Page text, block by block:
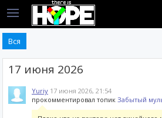
Вся
17 июня 2026
Yuriy 17 июня 2026, 21:54
прокомментировал топик Забытый